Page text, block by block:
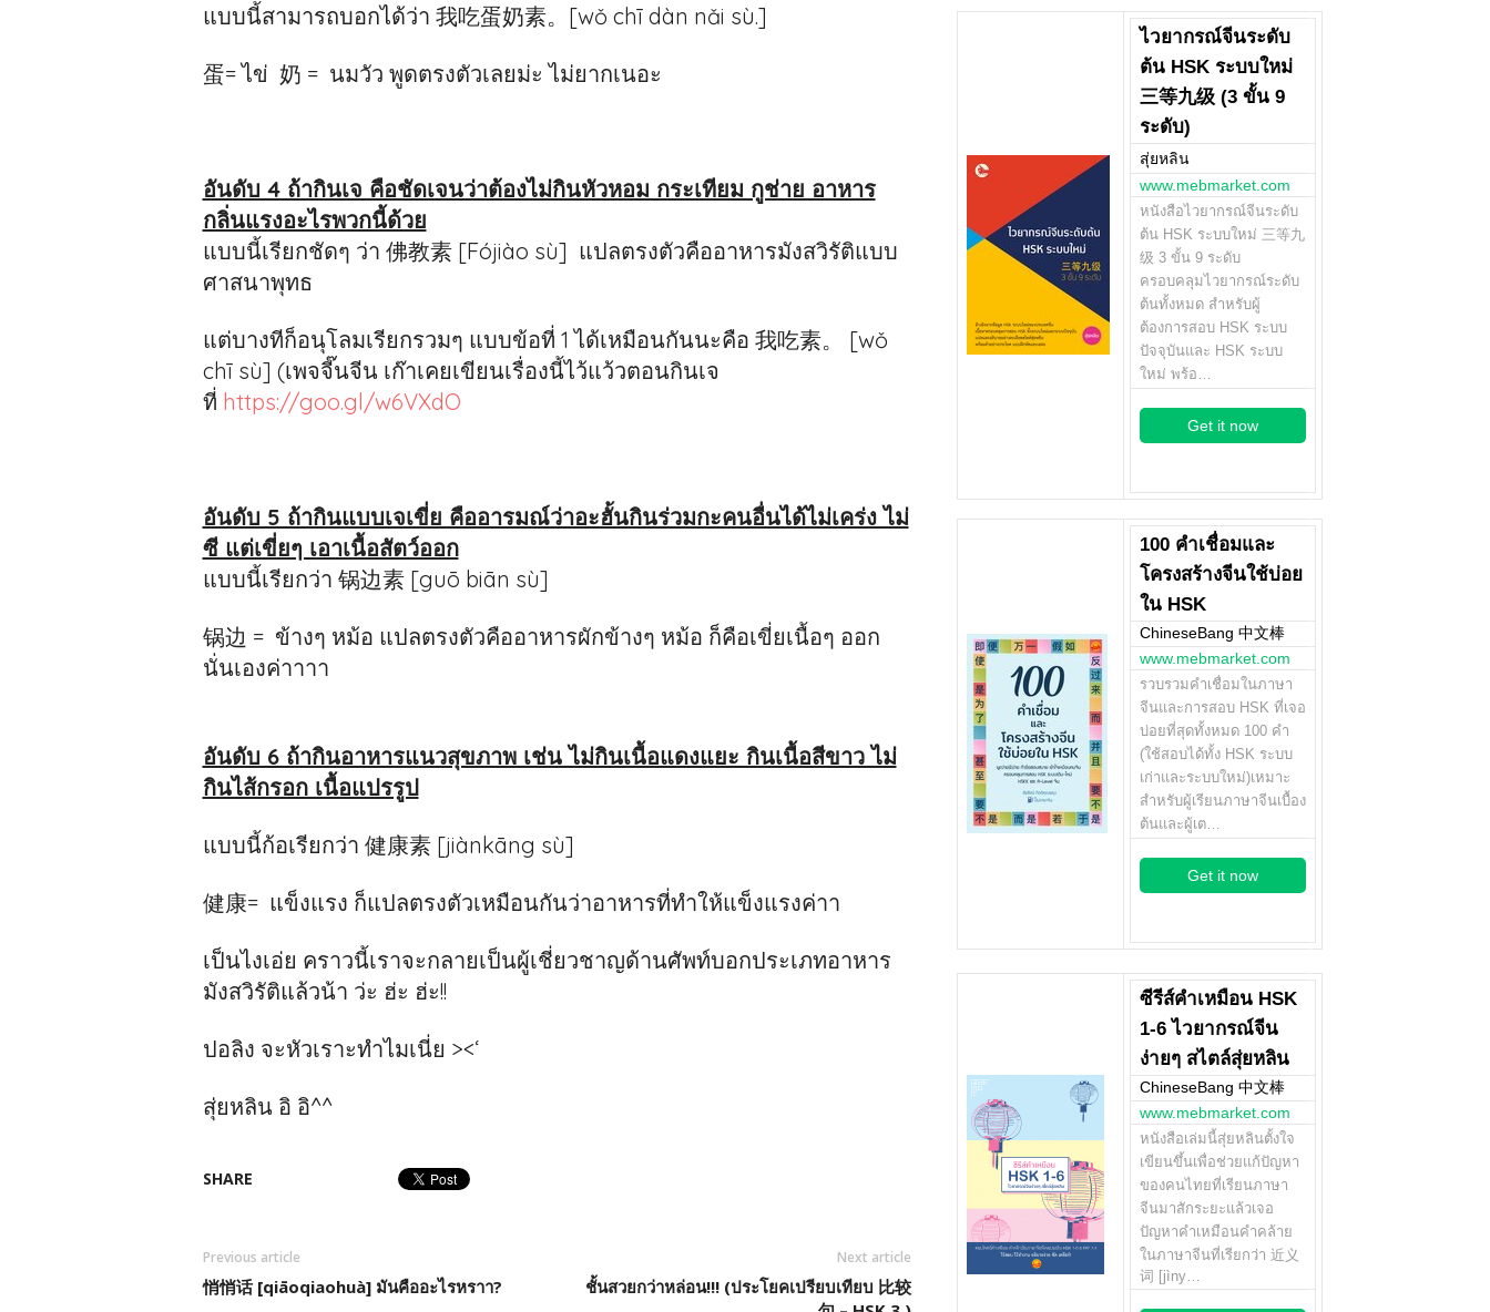
แบบนี้สามารถบอกได้ว่า 我吃蛋奶素。[wǒ chī dàn nǎi sù.]
蛋= ไข่ 奶 = นมวัว พูดตรงตัวเลยม่ะ ไม่ยากเนอะ
อันดับ 4 ถ้ากินเจ คือชัดเจนว่าต้องไม่กินหัวหอม กระเทียม กูช่าย อาหาร
กลิ่นแรงอะไรพวกนี้ด้วย
แบบนี้เรียกชัดๆ ว่า 佛教素 [Fójiào sù] แปลตรงตัวคืออาหารมังสวิรัติแบบ
ศาสนาพุทธ
แต่บางทีก็อนุโลมเรียกรวมๆ แบบข้อที่ 1 ได้เหมือนกันนะคือ 我吃素。 [wǒ
chī sù] (เพจจี๊นจีน เก๊าเคยเขียนเรื่องนี้ไว้แว้วตอนกินเจ
ที่ https://goo.gl/w6VXdO
อันดับ 5 ถ้ากินแบบเจเขี่ย คืออารมณ์ว่าอะฮั้นกินร่วมกะคนอื่นได้ไม่เคร่ง ไม่
ซี แต่เขี่ยๆ เอาเนื้อสัตว์ออก
แบบนี้เรียกว่า 锅边素 [guō biān sù]
锅边 = ข้างๆ หม้อ แปลตรงตัวคืออาหารผักข้างๆ หม้อ ก็คือเขี่ยเนื้อๆ ออก
นั่นเองค่าาาา
อันดับ 6 ถ้ากินอาหารแนวสุขภาพ เช่น ไม่กินเนื้อแดงแยะ กินเนื้อสีขาว ไม่
กินไส้กรอก เนื้อแปรรูป
แบบนี้ก้อเรียกว่า 健康素 [jiànkāng sù]
健康= แข็งแรง ก็แปลตรงตัวเหมือนกันว่าอาหารที่ทำให้แข็งแรงค่าา
เป็นไงเอ่ย คราวนี้เราจะกลายเป็นผู้เชี่ยวชาญด้านศัพท์บอกประเภทอาหาร
มังสวิรัติแล้วน้า ว่ะ ฮ่ะ ฮ่ะ!!
ปอลิง จะหัวเราะทำไมเนี่ย ><‘
สุ่ยหลิน อิ อิ^^
SHARE
Previous article
悄悄话 [qiāoqiaohuà] มันคืออะไรหราา?
Next article
ชั้นสวยกว่าหล่อน!!! (ประโยคเปรียบเทียบ 比较
ไวยากรณ์จีนระดับ
ต้น HSK ระบบใหม่
三等九级 (3 ขั้น 9
ระดับ)
สุ่ยหลิน
www.mebmarket.com
หนังสือไวยากรณ์จีนระดับ
ต้น HSK ระบบใหม่ 三等九
级 3 ขั้น 9 ระดับ
ครอบคลุมไวยากรณ์ระดับ
ต้นทั้งหมด สำหรับผู้
ต้องการสอบ HSK ระบบ
ปัจจุบันและ HSK ระบบ
ใหม่ พร้อ…
Get it now
100 คำเชื่อมและ
โครงสร้างจีนใช้บ่อย
ใน HSK
ChineseBang 中文棒
www.mebmarket.com
รวบรวมคำเชื่อมในภาษา
จีนและการสอบ HSK ที่เจอ
บ่อยที่สุดทั้งหมด 100 คำ
(ใช้สอบได้ทั้ง HSK ระบบ
เก่าและระบบใหม่)เหมาะ
สำหรับผู้เรียนภาษาจีนเบื้อง
ต้นและผู้เต…
Get it now
ซีรีส์คำเหมือน HSK
1-6 ไวยากรณ์จีน
ง่ายๆ สไตล์สุ่ยหลิน
ChineseBang 中文棒
www.mebmarket.com
หนังสือเล่มนี้สุ่ยหลินตั้งใจ
เขียนขึ้นเพื่อช่วยแก้ปัญหา
ของคนไทยที่เรียนภาษา
จีนมาสักระยะแล้วเจอ
ปัญหาคำเหมือนคำคล้าย
ในภาษาจีนที่เรียกว่า 近义
词 [jìny…